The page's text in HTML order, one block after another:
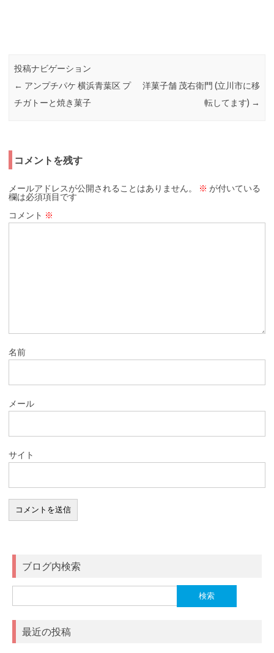
投稿ナビゲーション
← アンプチパケ 横浜青葉区 プ
チガトーと焼き菓子
洋菓子舗 茂右衛門 (立川市に移
転してます) →
コメントを残す
メールアドレスが公開されることはありません。 ※ が付いている
欄は必須項目です
コメント ※
名前
メール
サイト
ブログ内検索
索:
最近の投稿